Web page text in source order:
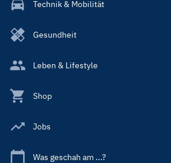
Technik & Mobilität
Gesundheit
Leben & Lifestyle
Shop
Jobs
Was geschah am ...?